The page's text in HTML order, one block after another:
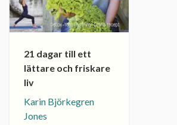
21 dagar till ett
lättare och friskare
liv
Karin Björkegren
Jones